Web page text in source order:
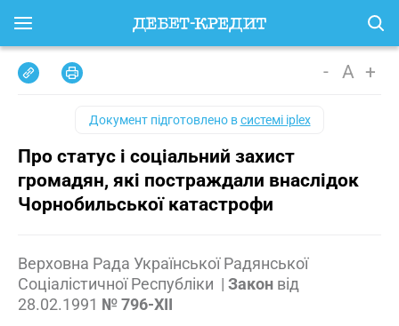
- A +
Документ підготовлено всистемі iplex
Про статус і соціальний захист
громадян, які постраждали внаслідок
Чорнобильської катастрофи
Верховна Рада Української Радянської
Соціалістичної Республіки | Закон від
28.02.1991 № 796-XII